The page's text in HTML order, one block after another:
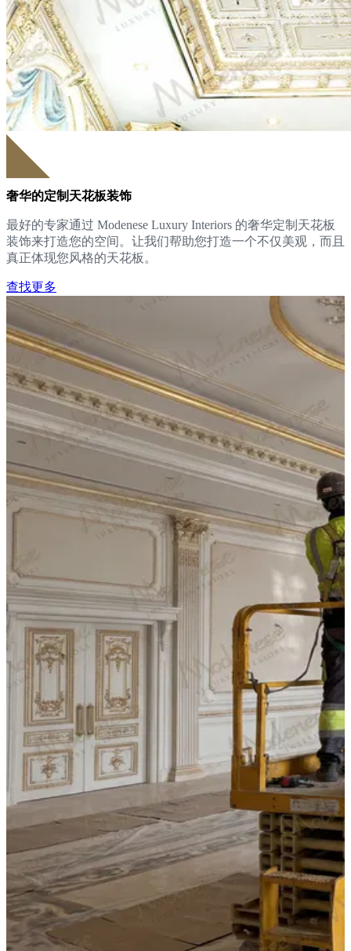
奢华的定制天花板装饰
最好的专家通过 Modenese Luxury Interiors 的奢华定制天花板
装饰来打造您的空间。让我们帮助您打造一个不仅美观，而且
真正体现您风格的天花板。
查找更多